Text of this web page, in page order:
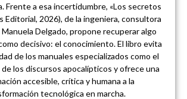
Frente a esa incertidumbre, «Los secretos
Editorial, 2026), de la ingeniera, consultora
Delgado, propone recuperar algo
decisivo: el conocimiento. El libro evita
de los manuales especializados como el
los discursos apocalípticos y ofrece una
accesible, crítica y humana a la
tecnológica en marcha.